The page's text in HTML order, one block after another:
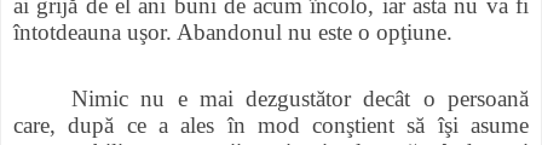
ai grijă de el ani buni de acum încolo, iar asta nu va fi
întotdeauna uşor. Abandonul nu este o opţiune.
Nimic nu e mai dezgustător decât o persoană
care, după ce a ales în mod conştient să îşi asume